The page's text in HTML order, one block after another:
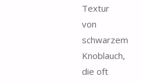
Textur
von
schwarzem
Knoblauch,
die oft